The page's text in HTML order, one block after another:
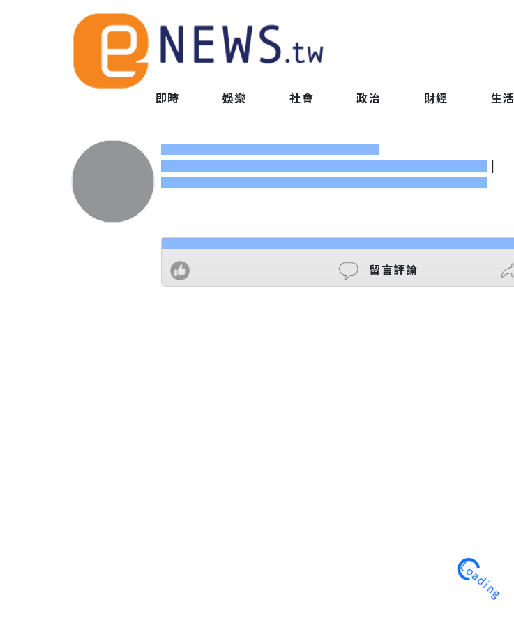
即時 娛樂 社會 政治 財經 生活
|
留言評論
Loading